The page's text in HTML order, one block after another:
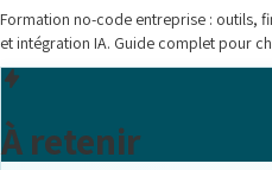
Formation no-code entreprise : outils,
et intégration IA. Guide complet pour
À retenir